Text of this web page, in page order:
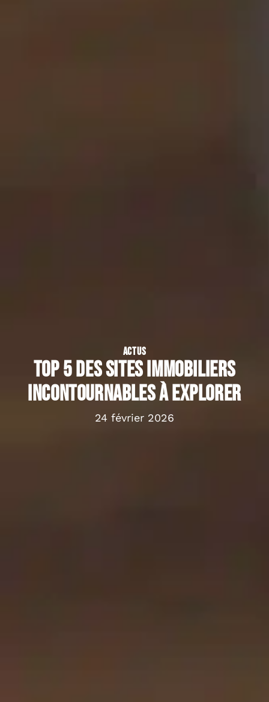
ACTUS
Top 5 des sites immobiliers
incontournables à explorer
24 février 2026